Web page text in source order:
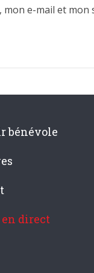
e-mail et
bénévole
en direct